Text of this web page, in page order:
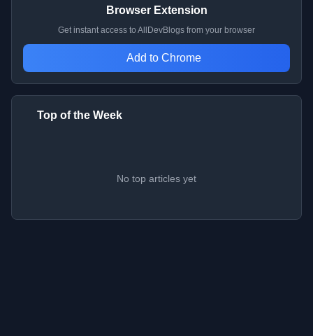
Browser Extension
Get instant access to AllDevBlogs from your browser
Add to Chrome
Top of the Week
No top articles yet